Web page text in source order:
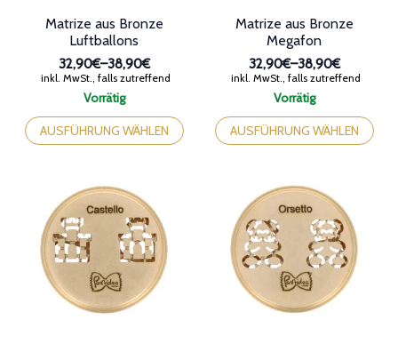
Vorrätig
Matrize aus Bronze
Luftballons
32,90€–38,90€
Preisspanne:
32,90€
bis
38,90€
inkl. MwSt., falls zutreffend
AUSFÜHRUNG WÄHLEN
Produkt
weist
Optionen
können
Produktseite
Vorrätig
Matrize aus Bronze
Megafon
32,90€–38,90€
Preisspanne:
32,90€
38,90€
inkl. MwSt., falls zutreffend
AUSFÜHRUNG WÄHLEN
Dieses
Produkt
weist
Optionen
können
Produktseite